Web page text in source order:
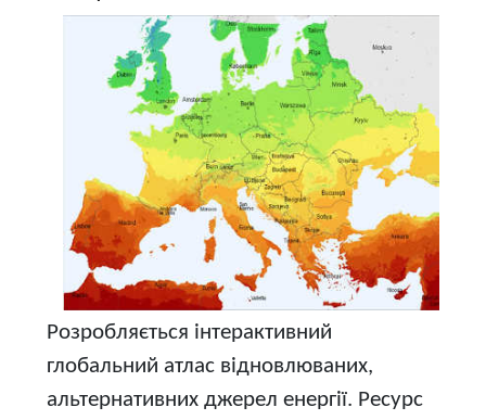
Розробляється інтерактивний
глобальний атлас відновлюваних,
альтернативних джерел енергії. Ресурс